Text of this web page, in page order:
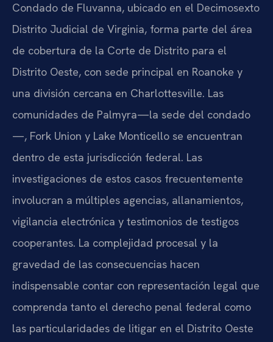
Condado de Fluvanna, ubicado en el Decimosexto
Distrito Judicial de Virginia, forma parte del área
de cobertura de la Corte de Distrito para el
Distrito Oeste, con sede principal en Roanoke y
una división cercana en Charlottesville. Las
comunidades de Palmyra—la sede del condado
—, Fork Union y Lake Monticello se encuentran
dentro de esta jurisdicción federal. Las
investigaciones de estos casos frecuentemente
involucran a múltiples agencias, allanamientos,
vigilancia electrónica y testimonios de testigos
cooperantes. La complejidad procesal y la
gravedad de las consecuencias hacen
indispensable contar con representación legal que
comprenda tanto el derecho penal federal como
las particularidades de litigar en el Distrito Oeste